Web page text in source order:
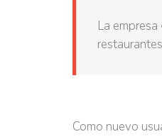
La
Como nuevo